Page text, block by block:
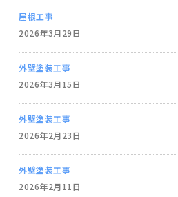
屋根工事
2026年3月29日
外壁塗装工事
2026年3月15日
外壁塗装工事
2026年2月23日
外壁塗装工事
2026年2月11日